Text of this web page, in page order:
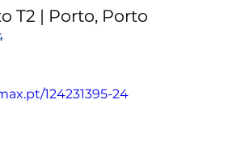
T2 | Porto, Porto
124231395-24